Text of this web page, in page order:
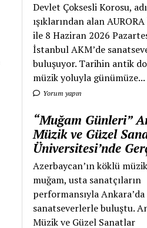
Devlet Çoksesli Korosu,
ışıklarından alan
ile 8 Haziran 2026
İstanbul AKM’de
buluşuyor. Tarihin antik
müzik yoluyla günümüze...
Yorum yapın
“Muğam Günleri”
Müzik ve Güzel
Üniversitesi’nde
Azerbaycan’ın köklü
muğam, usta sanatçıların
performansıyla Ankara’da
sanatseverlerle buluştu.
Müzik ve Güzel Sanatlar